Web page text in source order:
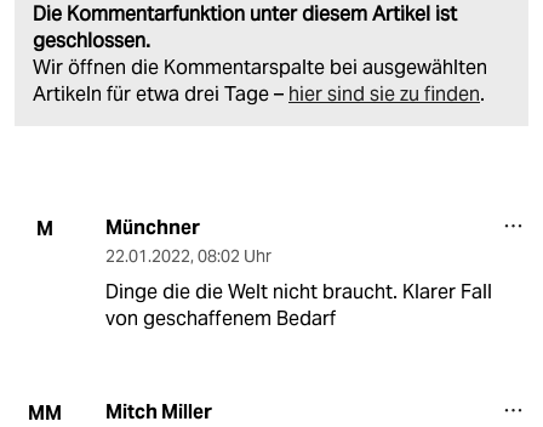
Die Kommentarfunktion unter diesem Artikel ist
geschlossen.
Wir öffnen die Kommentarspalte bei ausgewählten
Artikeln für etwa drei Tage – hier sind sie zu finden.
M Münchner
22.01.2022, 08:02 Uhr
Dinge die die Welt nicht braucht. Klarer Fall
von geschaffenem Bedarf
MM Mitch Miller